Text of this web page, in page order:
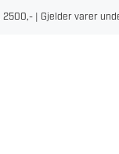
2500,- | Gjelder varer